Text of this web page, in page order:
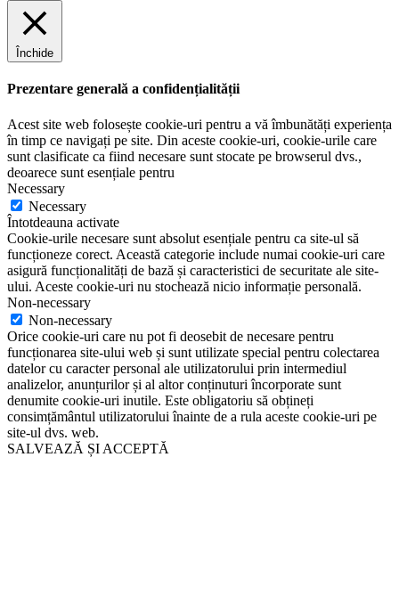
Închide
Prezentare generală a confidențialității
Acest site web folosește cookie-uri pentru a vă îmbunătăți experiența
în timp ce navigați pe site. Din aceste cookie-uri, cookie-urile care
sunt clasificate ca fiind necesare sunt stocate pe browserul dvs.,
deoarece sunt esențiale pentru
Necessary
Necessary
Întotdeauna activate
Cookie-urile necesare sunt absolut esențiale pentru ca site-ul să
funcționeze corect. Această categorie include numai cookie-uri care
asigură funcționalități de bază și caracteristici de securitate ale site-
ului. Aceste cookie-uri nu stochează nicio informație personală.
Non-necessary
Non-necessary
Orice cookie-uri care nu pot fi deosebit de necesare pentru
funcționarea site-ului web și sunt utilizate special pentru colectarea
datelor cu caracter personal ale utilizatorului prin intermediul
analizelor, anunțurilor și al altor conținuturi încorporate sunt
denumite cookie-uri inutile. Este obligatoriu să obțineți
consimțământul utilizatorului înainte de a rula aceste cookie-uri pe
site-ul dvs. web.
SALVEAZĂ ȘI ACCEPTĂ